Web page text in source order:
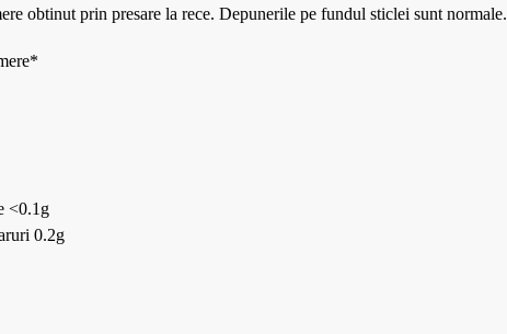
obtinut prin presare la rece. Depunerile pe fundul sticlei sunt normale.
<0.1g
0.2g